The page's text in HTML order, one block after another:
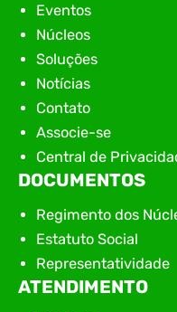
Eventos
Núcleos
Soluções
Notícias
Contato
Associe-se
Central de
DOCUMENTOS
Regimento dos
Estatuto Social
Representatividade
ATENDIMENTO